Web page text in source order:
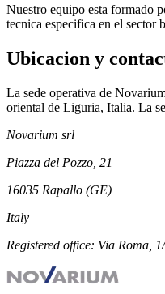
Nuestro equipo esta formado
tecnica especifica en el sector
Ubicacion y
La sede operativa de
oriental de Liguria, Italia. La
Novarium srl
Piazza del Pozzo, 21
16035 Rapallo (GE)
Italy
Registered office: Via Roma,